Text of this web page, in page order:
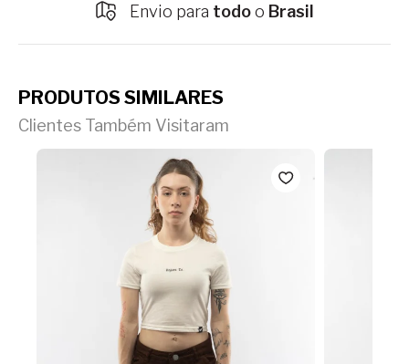
Envio para todoo Brasil
PRODUTOS SIMILARES
Clientes Também Visitaram